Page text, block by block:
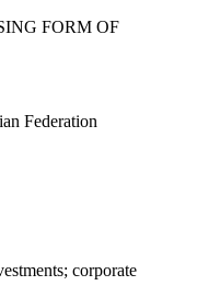
FORM OF
Federation
corporate